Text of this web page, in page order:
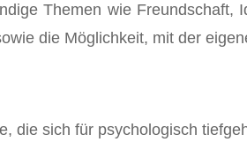
Themen wie
die Möglichkeit, mit der
die sich für psychologisch